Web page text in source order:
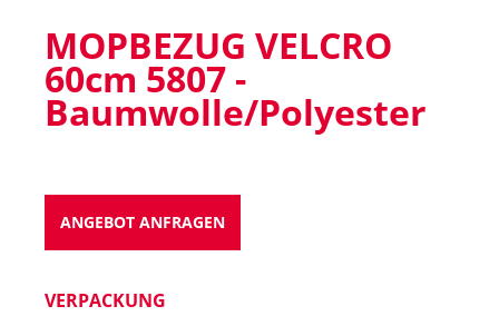
MOPBEZUG VELCRO
60cm 5807 -
Baumwolle/Polyester
ANGEBOT ANFRAGEN
VERPACKUNG